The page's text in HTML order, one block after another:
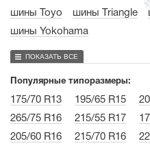
шины Toyo
шины Triangle
шины Yokohama
ПОКАЗАТЬ ВСЕ
Популярные типоразмеры:
175/70 R13 195/65 R15
265/75 R16
215/55 R17
205/60 R16
215/70 R16